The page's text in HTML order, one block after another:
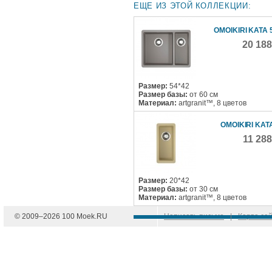
ЕЩЕ ИЗ ЭТОЙ КОЛЛЕКЦИИ:
OMOIKIRI KATA
20
Размер: 54*42
Размер базы: от 60 см
Материал: artgranit™, 8 цветов
OMOIKIRI
11
Размер: 20*42
Размер базы: от 30 см
Материал: artgranit™, 8 цветов
© 2009–2026 100 Moek.RU Написать письмо | Карта